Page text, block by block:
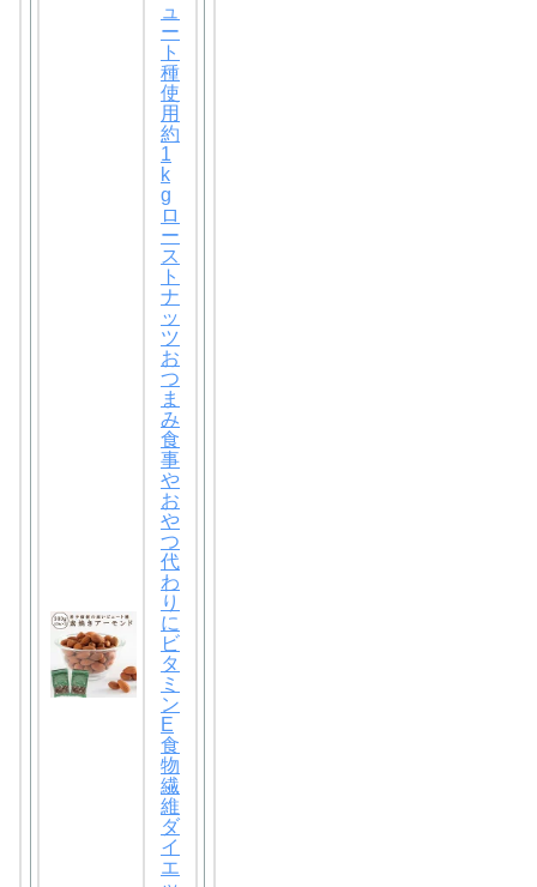
ュ
ー
ト
種
使
用
約
1
k
g
ロ
ー
ス
ト
ナ
ッ
ツ
お
つ
ま
み
食
事
や
お
や
つ
代
わ
り
に
ビ
タ
ミ
ン
E
食
物
繊
維
ダ
イ
エ